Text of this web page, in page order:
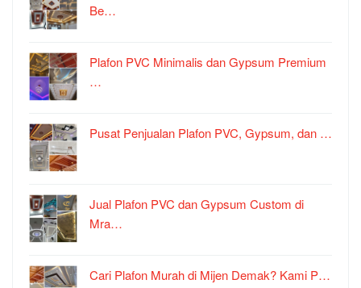
Be…
Plafon PVC Minimalis dan Gypsum Premium
…
Pusat Penjualan Plafon PVC, Gypsum, dan …
Jual Plafon PVC dan Gypsum Custom di
Mra…
Cari Plafon Murah di Mijen Demak? Kami P…